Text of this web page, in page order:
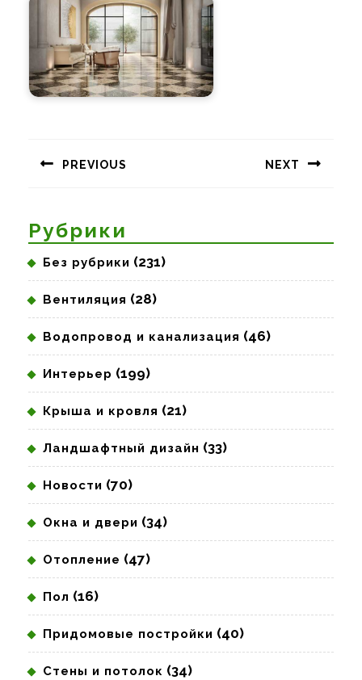
записям
PREVIOUS NEXT
Рубрики
Без рубрики (231)
Вентиляция (28)
Водопровод и канализация (46)
Интерьер (199)
Крыша и кровля (21)
Ландшафтный дизайн (33)
Новости (70)
Окна и двери (34)
Отопление (47)
Пол (16)
Придомовые постройки (40)
Стены и потолок (34)